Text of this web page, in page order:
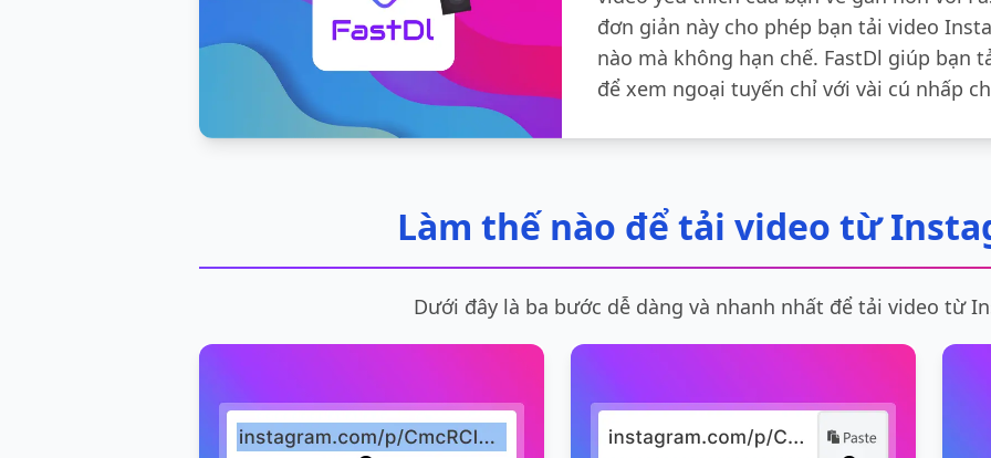
đơn giản này cho phép bạn tải video
nào mà không hạn chế. FastDl giúp bạn
để xem ngoại tuyến chỉ với vài cú nhấp
Làm thế nào để tải video từ
Dưới đây là ba bước dễ dàng và nhanh nhất để tải video từ